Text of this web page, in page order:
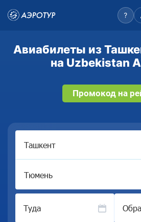
Авиабилеты из
на Uzbekistan
Промокод на
Туда